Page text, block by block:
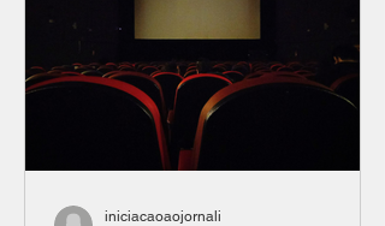
iniciacaoaojornali